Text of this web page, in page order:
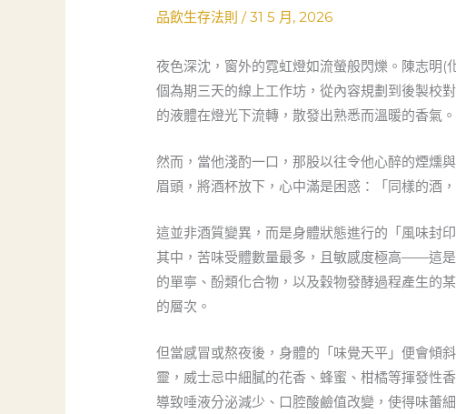
品飲生存法則 /31 5 月, 2026
夜色深沈，窗外的霓虹燈如流螢般閃爍。陳志明
個為期三天的線上工作坊，從內容規劃到後製校
的液體在燈光下流轉，散發出熟悉而溫暖的香氣。
然而，當他淺酌一口，那股以往令他心醉的煙燻
眉頭，將酒杯放下，心中滿是困惑：「同樣的酒
這並非酒質變異，而是身體狀態進行的「風味封
其中，苦味受體數量最多，且敏感度極高——這
的單寧、酚類化合物，以及穀物發酵過程產生的
的層次。
但當感冒或熬夜後，身體的「味覺天平」便會傾
靈，威士忌中細膩的花香、蜂蜜、柑橘等揮發性
導致唾液分泌減少、口腔酸鹼值改變，使得味蕾